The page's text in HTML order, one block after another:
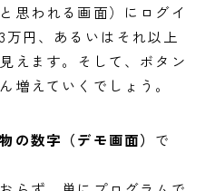
思われる画面）にログイ
万円、あるいはそれ以上
えます。そして、ボタン
増えていくでしょう。
の数字（デモ画面） で